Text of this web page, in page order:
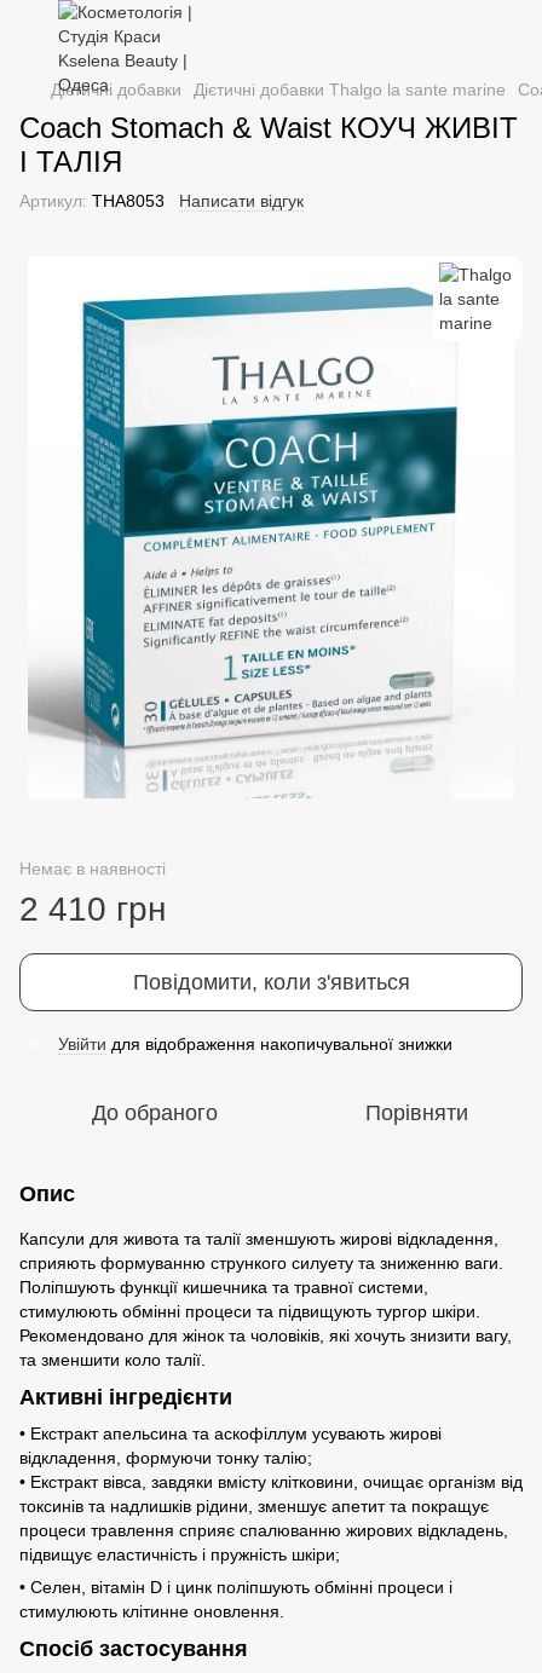
Дієтичні добавки Дієтичні добавки Thalgo la sante marine
Coach Stomach & Waist КОУЧ ЖИВІТ
І ТАЛІЯ
Артикул: THA8053 Написати відгук
Немає в наявності
2 410 грн
Повідомити, коли з'явиться
Увійти для відображення накопичувальної знижки
До обраного Порівняти
Опис
Капсули для живота та талії зменшують жирові відкладення,
сприяють формуванню стрункого силуету та зниженню ваги.
Поліпшують функції кишечника та травної системи,
стимулюють обмінні процеси та підвищують тургор шкіри.
Рекомендовано для жінок та чоловіків, які хочуть знизити вагу,
та зменшити коло талії.
Активні інгредієнти
• Екстракт апельсина та аскофіллум усувають жирові
відкладення, формуючи тонку талію;
• Екстракт вівса, завдяки вмісту клітковини, очищає організм від
токсинів та надлишків рідини, зменшує апетит та покращує
процеси травлення сприяє спалюванню жирових відкладень,
підвищує еластичність і пружність шкіри;
• Селен, вітамін D і цинк поліпшують обмінні процеси і
стимулюють клітинне оновлення.
Спосіб застосування